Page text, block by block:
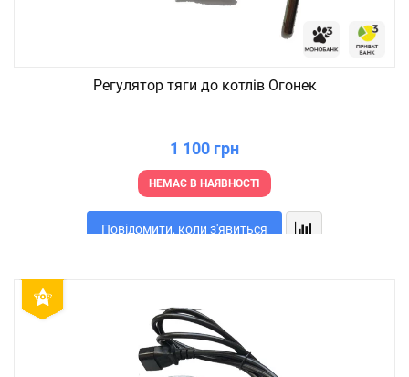
Регулятор тяги до котлів Огонек
1 100 грн
НЕМАЄ В НАЯВНОСТІ
Повідомити, коли з'явиться